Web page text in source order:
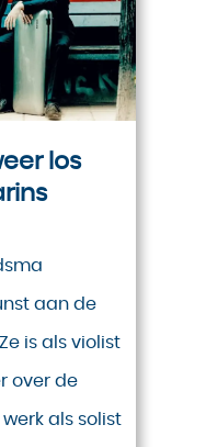
los
aan de
is als violist
over de
als solist